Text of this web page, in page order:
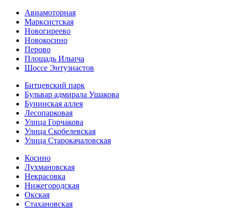
Авиамоторная
Марксистская
Новогиреево
Новокосино
Перово
Площадь Ильича
Шоссе Энтузиастов
Битцевский парк
Бульвар адмирала Ушакова
Бунинская аллея
Лесопарковая
Улица Горчакова
Улица Скобелевская
Улица Старокача­ловская
Косино
Лухмановская
Некрасовка
Нижегородская
Окская
Стахановская